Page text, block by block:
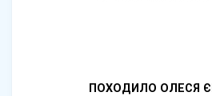
ПОХОДИЛО ОЛЕСЯ